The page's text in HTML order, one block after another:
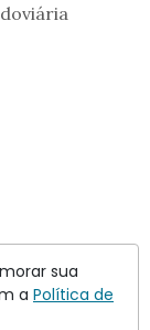
sua
a Política de